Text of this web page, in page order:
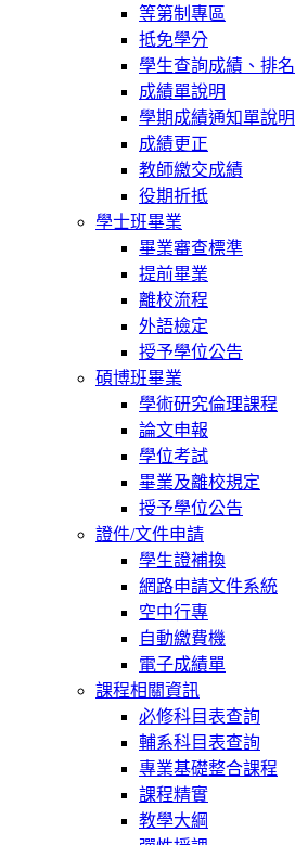
等第制專區
抵免學分
學生查詢成績、排名
成績單說明
學期成績通知單說明
成績更正
教師繳交成績
役期折抵
學士班畢業
畢業審查標準
提前畢業
離校流程
外語檢定
授予學位公告
碩博班畢業
學術研究倫理課程
論文申報
學位考試
畢業及離校規定
授予學位公告
證件/文件申請
學生證補換
網路申請文件系統
空中行專
自動繳費機
電子成績單
課程相關資訊
必修科目表查詢
輔系科目表查詢
專業基礎整合課程
課程精實
教學大綱